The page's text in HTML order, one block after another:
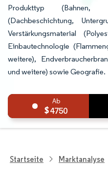
Produkttyp (Bahnen,
(Dachbeschichtung,
Verstärkungsmaterial
Einbautechnologie
weitere),
und weitere) sowie Geografie.
4750
Startseite Marktanalyse